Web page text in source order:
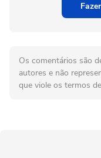
Os comentários são
autores e não
que viole os termos